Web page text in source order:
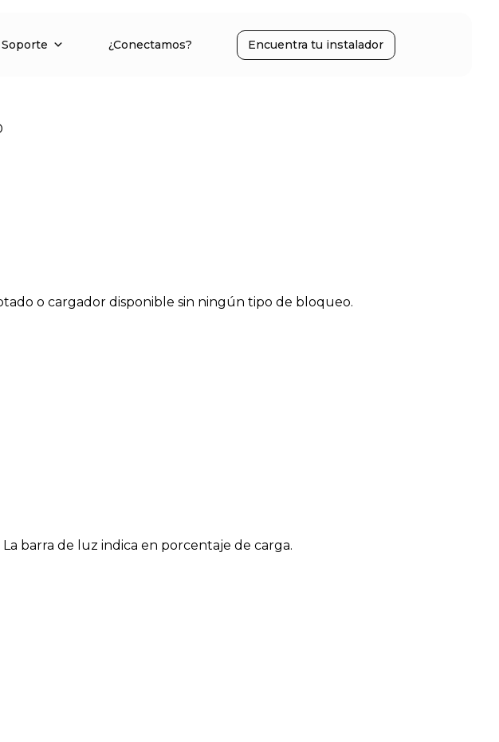
Soporte ¿Conectamos? Encuentra tu instalador
o cargador disponible sin ningún tipo de bloqueo.
barra de luz indica en porcentaje de carga.